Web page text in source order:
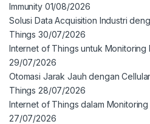
Immunity 01/08/2026
Solusi Data Acquisition Industri
Things 30/07/2026
Internet of Things untuk Monitoring
29/07/2026
Otomasi Jarak Jauh dengan
Things 28/07/2026
Internet of Things dalam Monitoring
27/07/2026